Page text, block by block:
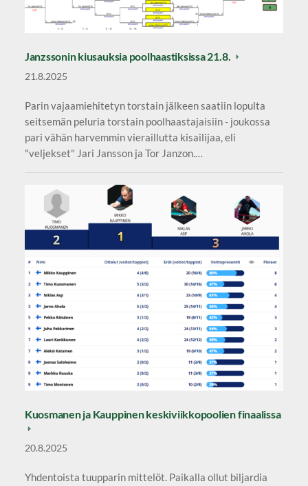
Janzssonin kiusauksia poolhaastiksissa 21.8.
21.8.2025
Parin vajaamiehitetyn torstain jälkeen saatiin lopulta
seitsemän peluria torstain poolhaastajaisiin - joukossa
pari vähän harvemmin vieraillutta kisailijaa, eli
"veljekset" Jari Jansson ja Tor Janzon.…
Kuosmanen ja Kauppinen keskiviikkopoolien finaalissa
20.8.2025
Yhdentoista tuupparin mittelöt. Paikalla ollut biljardia